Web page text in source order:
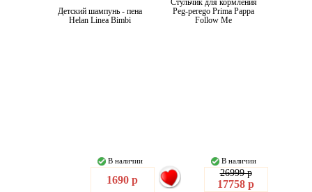
Детский шампунь - пена
Helan Linea Bimbi
В наличии
1690 р
Стульчик для кормления
Peg-perego Prima Pappa
Follow Me
В наличии
26999 р
17758 р